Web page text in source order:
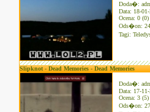
Doda�:
Data: 18-
Ocena: 0 (0)
Ods�on:
Tagi:
Slipknot - Dead Memories - Dead Memories
Doda�:
Data: 17-
Ocena: 3 (5)
Ods�on: